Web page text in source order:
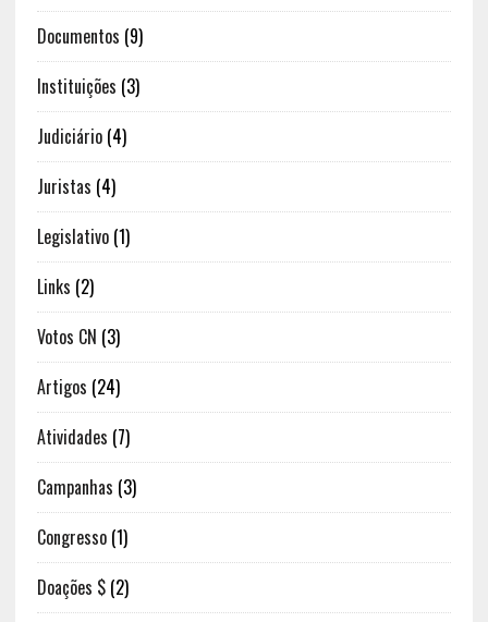
Documentos (9)
Instituições (3)
Judiciário(4)
Juristas (4)
Legislativo(1)
Links (2)
Votos CN (3)
Artigos (24)
Atividades (7)
Campanhas (3)
Congresso(1)
Doações $(2)